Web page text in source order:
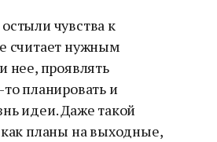
чувства к
считает нужным
нее, проявлять
планировать и
идеи. Даже такой
планы на выходные,